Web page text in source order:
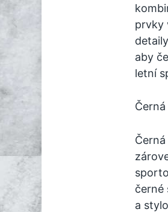
prvky
aby
letní
Černá
černé
a